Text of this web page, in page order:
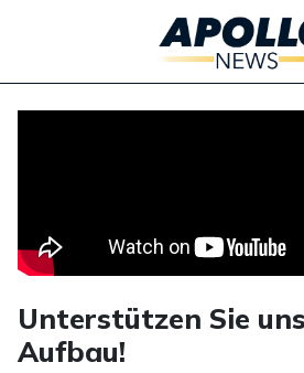
Unterstützen Sie
Aufbau!